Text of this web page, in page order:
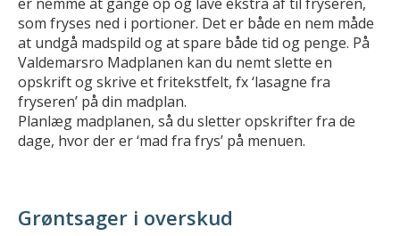
som fryses ned i portioner. Det er både en nem måde
at undgå madspild og at spare både tid og penge. På
Valdemarsro Madplanen kan du nemt slette en
opskrift og skrive et fritekstfelt, fx ‘lasagne fra
fryseren’ på din madplan.
Planlæg madplanen, så du sletter opskrifter fra de
dage, hvor der er ‘mad fra frys’ på menuen.
Grøntsager i overskud